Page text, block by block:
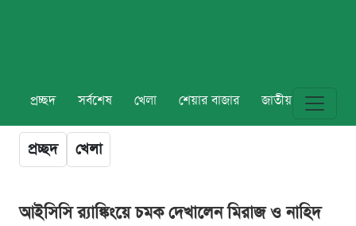
প্রচ্ছদ সর্বশেষ খেলা শেয়ার বাজার জাতীয় বিশ্ব
প্রচ্ছদ খেলা
আইসিসি র‍্যাঙ্কিংয়ে চমক দেখালেন মিরাজ ও নাহিদ